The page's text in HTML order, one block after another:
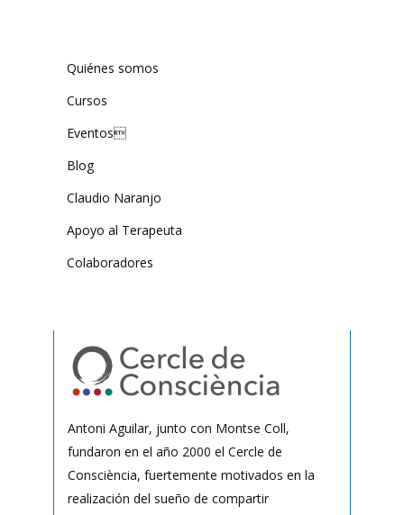
Quiénes somos
Cursos
Eventos
Blog
Claudio Naranjo
Apoyo al Terapeuta
Colaboradores
Antoni Aguilar, junto con Montse Coll,
fundaron en el año 2000 el Cercle de
Consciència, fuertemente motivados en la
realización del sueño de compartir